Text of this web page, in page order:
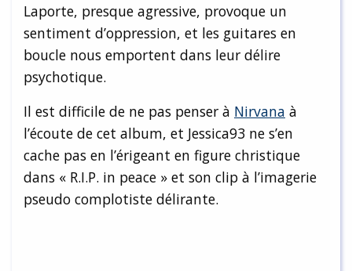
Laporte, presque agressive, provoque un
sentiment d’oppression, et les guitares en
boucle nous emportent dans leur délire
psychotique.
Il est difficile de ne pas penser à Nirvana à
l’écoute de cet album, et Jessica93 ne s’en
cache pas en l’érigeant en figure christique
dans « R.I.P. in peace » et son clip à l’imagerie
pseudo complotiste délirante.